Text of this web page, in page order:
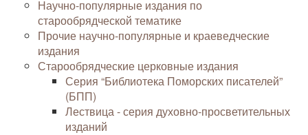
Научно-популярные издания по
старообрядческой тематике
Прочие научно-популярные и краеведческие
издания
Старообрядческие церковные издания
Серия “Библиотека Поморских писателей”
(БПП)
Лествица - серия духовно-просветительных
изданий